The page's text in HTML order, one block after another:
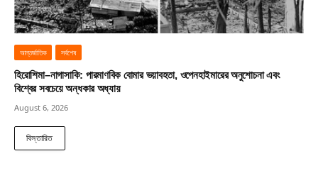
আন্তর্জাতিক সর্বশেষ
হিরোশিমা–নাগাসাকি: পারমাণবিক বোমার ভয়াবহতা, ওপেনহাইমারের অনুশোচনা এবং
বিশ্বের সবচেয়ে অন্ধকার অধ্যায়
August 6, 2026
বিস্তারিত